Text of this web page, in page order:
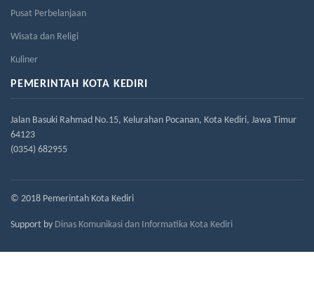
Pusat Perbelanjaan
Wisata dan Religi
Kuliner
PEMERINTAH KOTA KEDIRI
Jalan Basuki Rahmad No.15, Kelurahan Pocanan, Kota Kediri, Jawa Timur
64123
(0354) 682955
© 2018 Pemerintah Kota Kediri
Support by Dinas Komunikasi dan Informatika Kota Kediri